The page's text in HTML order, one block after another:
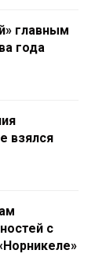
главным
года
взялся
с